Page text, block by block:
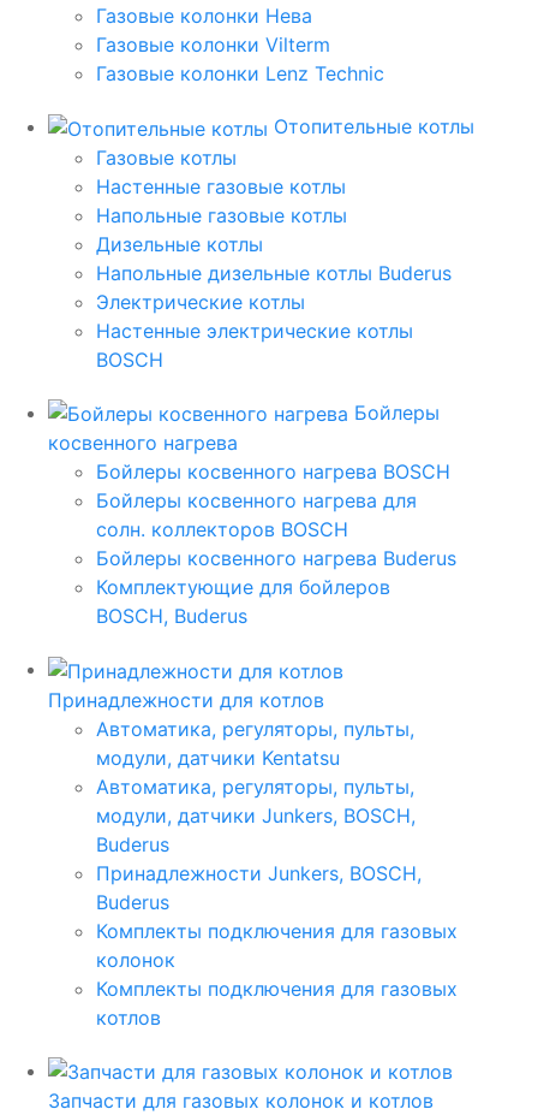
Газовые колонки Нева
Газовые колонки Vilterm
Газовые колонки Lenz Technic
Отопительные котлы
Газовые котлы
Настенные газовые котлы
Напольные газовые котлы
Дизельные котлы
Напольные дизельные котлы Buderus
Электрические котлы
Настенные электрические котлы
BOSCH
Бойлеры
косвенного нагрева
Бойлеры косвенного нагрева BOSCH
Бойлеры косвенного нагрева для
солн. коллекторов BOSCH
Бойлеры косвенного нагрева Buderus
Комплектующие для бойлеров
BOSCH, Buderus
Принадлежности для котлов
Автоматика, регуляторы, пульты,
модули, датчики Kentatsu
Автоматика, регуляторы, пульты,
модули, датчики Junkers, BOSCH,
Buderus
Принадлежности Junkers, BOSCH,
Buderus
Комплекты подключения для газовых
колонок
Комплекты подключения для газовых
котлов
Запчасти для газовых колонок и котлов